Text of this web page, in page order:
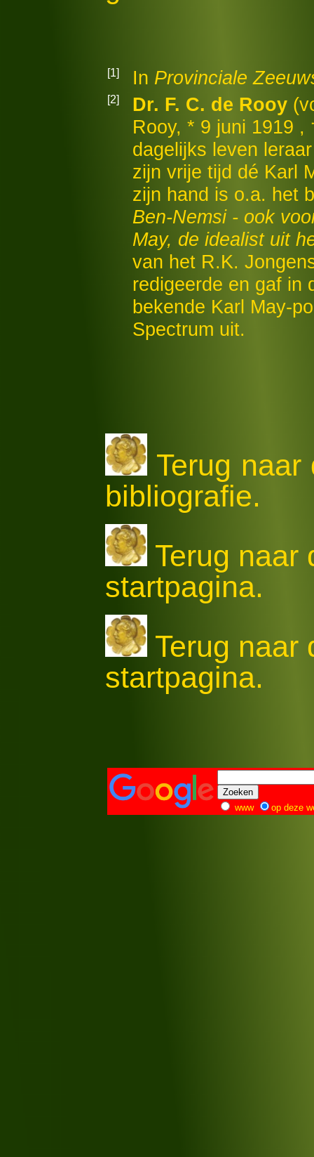
[1] In Provinciale
[2] Dr. F. C. de Rooy
Rooy, * 9 juni 1919 ,
dagelijks leven
zijn vrije tijd dé Karl
zijn hand is o.a. het
Ben-Nemsi - ook
May, de idealist uit
van het R.K.
redigeerde en gaf in
bekende Karl May-
Spectrum uit.
Terug
bibliografie.
Terug naar
startpagina.
Terug naar
startpagina.
www op deze